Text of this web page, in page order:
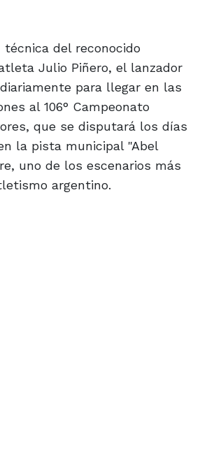
técnica del reconocido
Julio Piñero, el lanzador
para llegar en las
al 106° Campeonato
que se disputará los días
la pista municipal "Abel
uno de los escenarios más
argentino.